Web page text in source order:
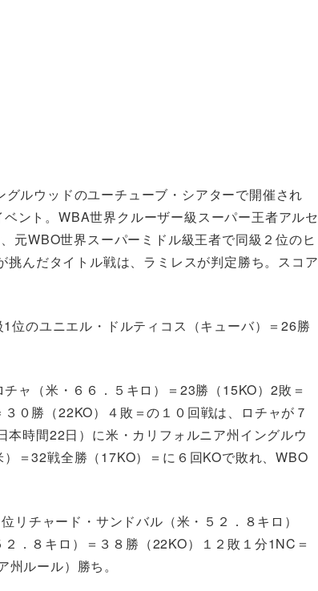
ルウッドのユーチューブ・シアターで開催され
ント。 WBA世界クルーザー級スーパー王者アルセ
元WBO世界スーパーミドル級王者で同級２位のヒ
挑んだタイトル戦は、ラミレスが判定勝ち。スコア
位のユニエル・ドルティコス（キューバ）＝26勝
ャ（米・６６．５キロ）＝23勝（15KO）2敗＝
０勝（22KO）４敗＝の１０回戦は、ロチャが７
時間22日）に米・カリフォルニア州イングルウ
＝32戦全勝（17KO）＝に６回KOで敗れ、WBO
チャード・サンドバル（米・５２．８キロ）
．８キロ）＝３８勝（22KO）１２敗１分1NC＝
ルール）勝ち。